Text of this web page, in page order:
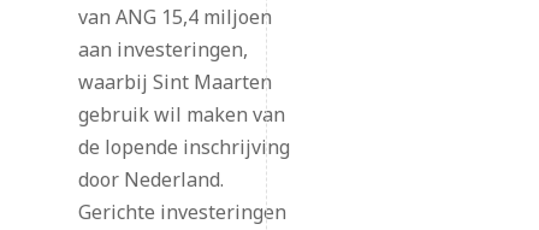
van ANG 15,4 miljoen
aan investeringen,
waarbij Sint Maarten
gebruik wil maken van
de lopende inschrijving
door Nederland.
Gerichte investeringen